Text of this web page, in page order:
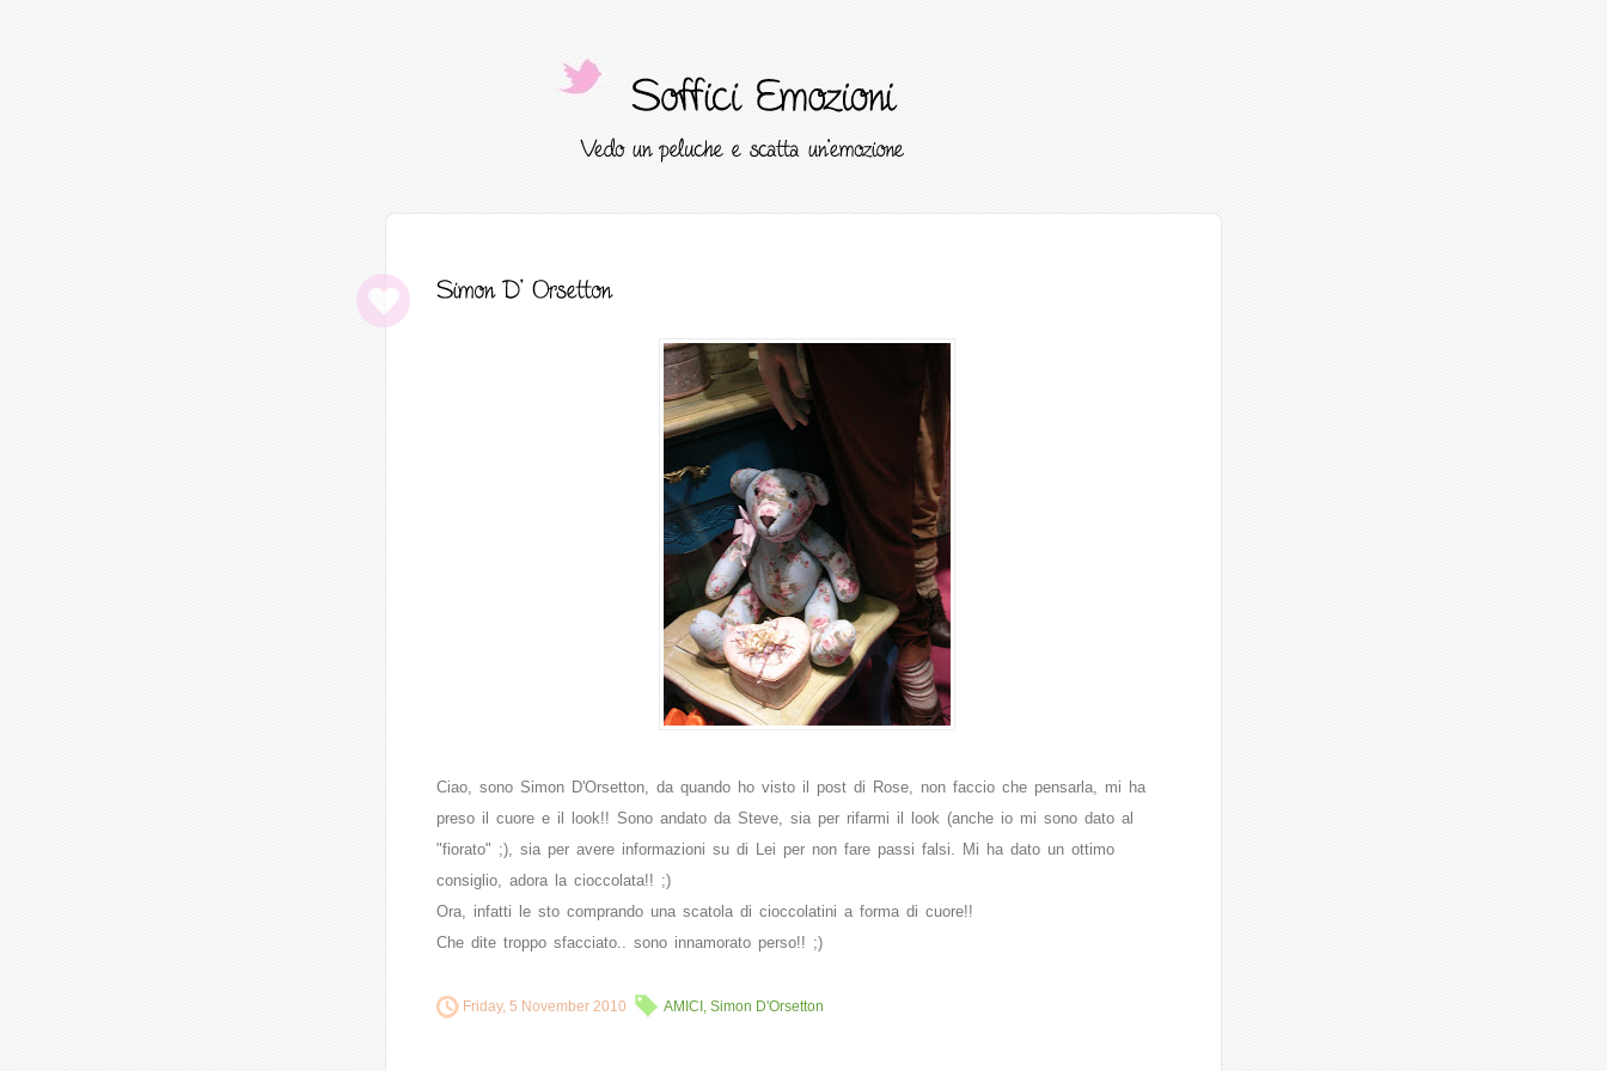
Ciao, sono Simon D'Orsetton, da quando ho visto il post di Rose, non faccio che pensarla, mi ha
preso il cuore e il look!! Sono andato da Steve, sia per rifarmi il look (anche io mi sono dato al
"fiorato" ;), sia per avere informazioni su di Lei per non fare passi falsi. Mi ha dato un ottimo
consiglio, adora la cioccolata!! ;)
Ora, infatti le sto comprando una scatola di cioccolatini a forma di cuore!!
Che dite troppo sfacciato.. sono innamorato perso!! ;)
Friday, 5 November 2010 AMICI Simon D'Orsetton